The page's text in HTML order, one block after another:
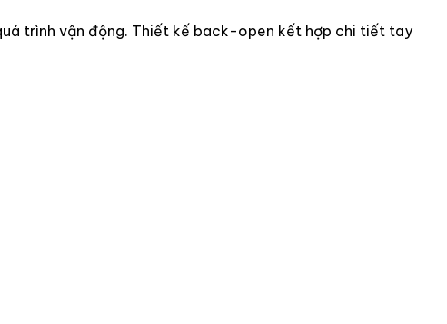
trình vận động. Thiết kế back-open kết hợp chi tiết tay